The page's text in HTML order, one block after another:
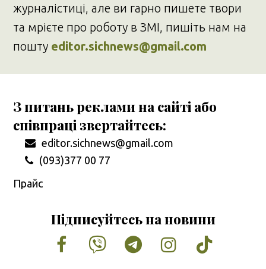
журналістиці, але ви гарно пишете твори
та мрієте про роботу в ЗМІ, пишіть нам на
пошту editor.sichnews@gmail.com
З питань реклами на сайті або
співпраці звертайтесь:
editor.sichnews@gmail.com
(093)377 00 77
Прайс
Підписуйтесь на новини
Facebook
VimeoTumblrInstagram
Tiktok